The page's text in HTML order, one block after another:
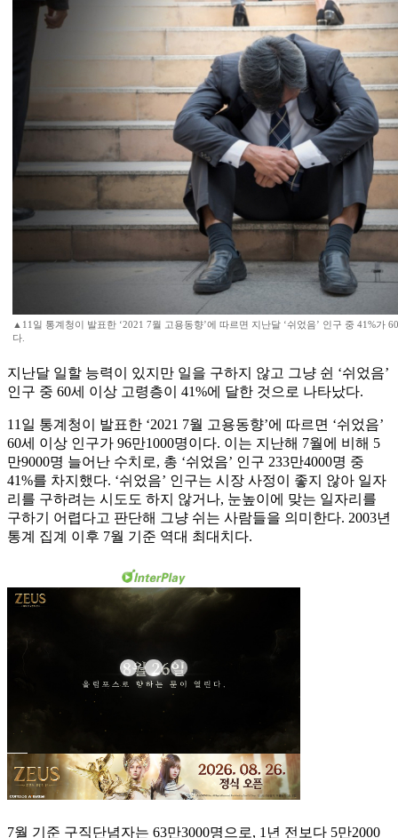
▲11일 통계청이 발표한 ‘2021 7월 고용동향’에 따르면 지난달 ‘쉬었음’ 인구 중 41%가
다.
지난달 일할 능력이 있지만 일을 구하지 않고 그냥 쉰 ‘쉬었음’
인구 중 60세 이상 고령층이 41%에 달한 것으로 나타났다.
11일 통계청이 발표한 ‘2021 7월 고용동향’에 따르면 ‘쉬었음’
60세 이상 인구가 96만1000명이다. 이는 지난해 7월에 비해 5
만9000명 늘어난 수치로, 총 ‘쉬었음’ 인구 233만4000명 중
41%를 차지했다. ‘쉬었음’ 인구는 시장 사정이 좋지 않아 일자
리를 구하려는 시도도 하지 않거나, 눈높이에 맞는 일자리를
구하기 어렵다고 판단해 그냥 쉬는 사람들을 의미한다. 2003년
통계 집계 이후 7월 기준 역대 최대치다.
7월 기준 구직단념자는 63만3000명으로, 1년 전보다 5만2000